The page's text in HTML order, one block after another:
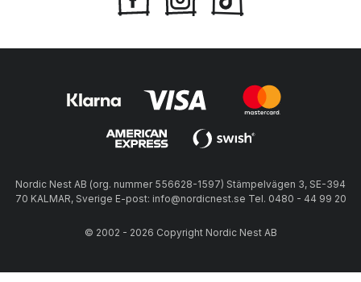
Nordic Nest AB (org. nummer 556628-1597) Stämpelvägen 3, SE-394
70 KALMAR, Sverige E-post: info@nordicnest.se Tel. 0480 - 44 99 20
© 2002 - 2026 Copyright Nordic Nest AB